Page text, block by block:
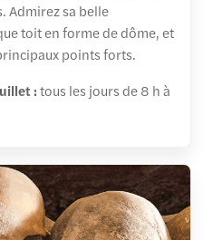
Admirez sa belle
toit en forme de dôme, et
points forts.
:tous les jours de 8 h à